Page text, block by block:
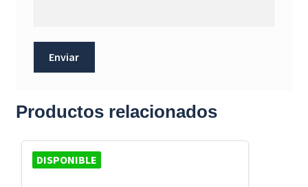
Productos relacionados
DISPONIBLE